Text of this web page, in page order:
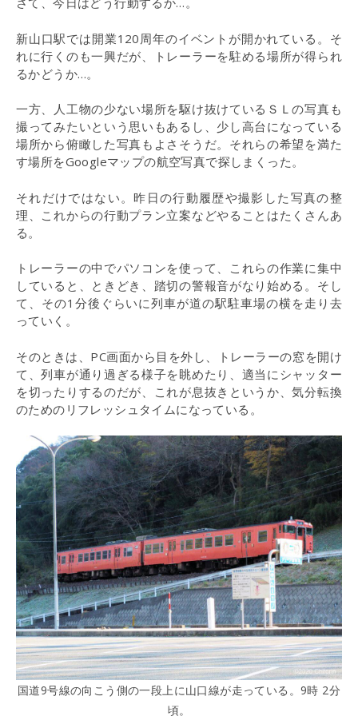
新山口駅では開業120周年のイベントが開かれている。そ
れに行くのも一興だが、トレーラーを駐める場所が得られ
るかどうか…。
一方、人工物の少ない場所を駆け抜けているＳＬの写真も
撮ってみたいという思いもあるし、少し高台になっている
場所から俯瞰した写真もよさそうだ。それらの希望を満た
す場所をGoogleマップの航空写真で探しまくった。
それだけではない。昨日の行動履歴や撮影した写真の整
理、これからの行動プラン立案などやることはたくさんあ
る。
トレーラーの中でパソコンを使って、これらの作業に集中
していると、ときどき、踏切の警報音がなり始める。そし
て、その1分後ぐらいに列車が道の駅駐車場の横を走り去
っていく。
そのときは、PC画面から目を外し、トレーラーの窓を開け
て、列車が通り過ぎる様子を眺めたり、適当にシャッター
を切ったりするのだが、これが息抜きというか、気分転換
のためのリフレッシュタイムになっている。
国道9号線の向こう側の一段上に山口線が走っている。9時 2分
頃。